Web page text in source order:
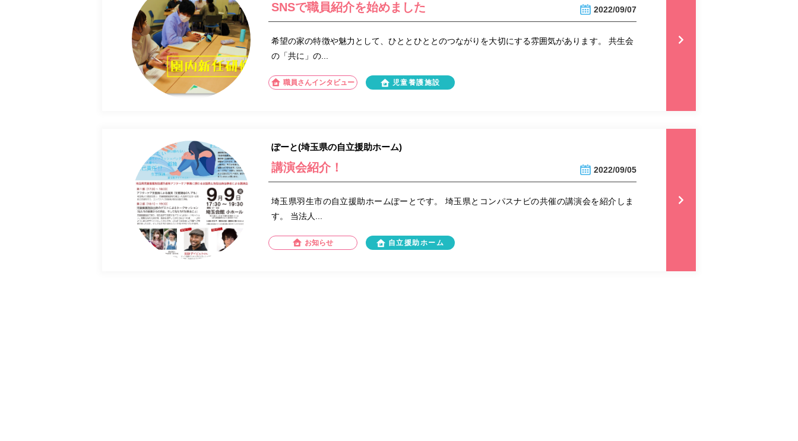
2022/09/07
SNSで職員紹介を始めました
希望の家の特徴や魅力として、ひととひととのつながりを大切にする雰囲気があります。 共生会
の「共に」の...
職員さんインタビュー 児童養護施設
2022/09/05
ぽーと(埼玉県の自立援助ホーム)
講演会紹介！
埼玉県羽生市の自立援助ホームぽーとです。 埼玉県とコンパスナビの共催の講演会を紹介しま
す。 当法人...
お知らせ 自立援助ホーム